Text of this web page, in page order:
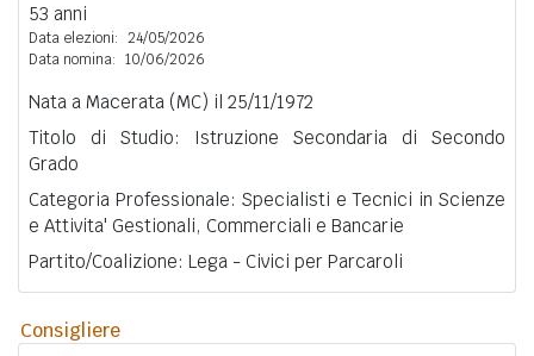
53 anni
Data elezioni: 24/05/2026
Data nomina: 10/06/2026
Nata a Macerata (MC) il 25/11/1972
Titolo di Studio: Istruzione Secondaria di Secondo
Grado
Categoria Professionale: Specialisti e Tecnici in Scienze
e Attivita' Gestionali, Commerciali e Bancarie
Partito/Coalizione: Lega - Civici per Parcaroli
Consigliere